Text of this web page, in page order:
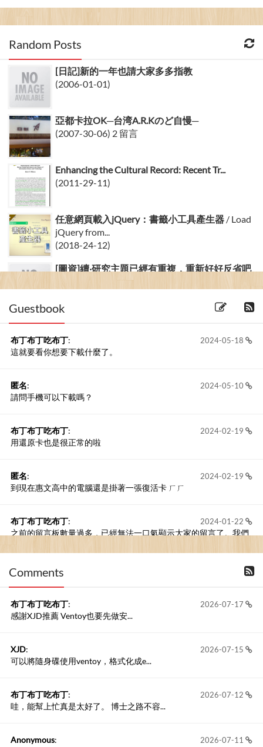
Random Posts
[日記]新的一年也請大家多多指教
(2006-01-01)
亞都卡拉OK─台湾A.R.Kのど自慢─
(2007-30-06) 2 留言
Enhancing the Cultural Record: Recent Tr...
(2011-29-11)
任意網頁載入jQuery：書籤小工具產生器 / Load
jQuery from...
(2018-24-12)
[圖資]續‧研究主題已經有重複，重新好好反省吧
(2006-03-11) 2 留言
Guestbook
2024-05-18
布丁布丁吃布丁:
這就要看你想要下載什麼了。
2024-05-10
匿名:
請問手機可以下載嗎？
2024-02-19
布丁布丁吃布丁:
用還原卡也是很正常的啦
2024-02-19
匿名:
到現在惠文高中的電腦還是掛著一張復活卡 ㄏㄏ
2024-01-22
布丁布丁吃布丁:
之前的留言板數量過多，已經無法一口氣顯示大家的留言了。我們
Comments
2026-07-17
布丁布丁吃布丁:
感謝XJD推薦 Ventoy也要先做安...
2026-07-15
XJD:
可以將隨身碟使用ventoy，格式化成e...
2026-07-12
布丁布丁吃布丁:
哇，能幫上忙真是太好了。 博士之路不容...
2026-07-11
Anonymous: